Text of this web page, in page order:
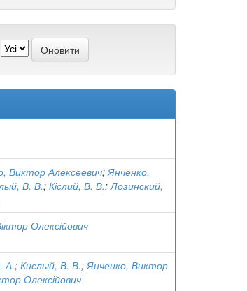
Виктор Алексеевич;Янченко,
В. В.; Кіслий, В. В.;Лозинский,
Олексійович
А.; Кислый, В. В.;Янченко, Виктор
Олексійович